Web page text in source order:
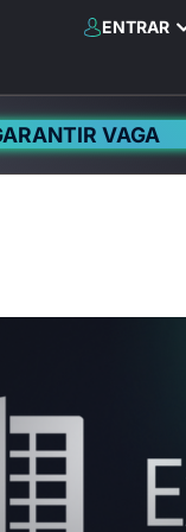
ENTRAR
VAGA